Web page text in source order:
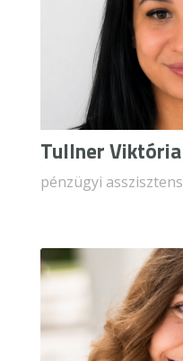
Tullner Viktória
pénzügyi asszisztens